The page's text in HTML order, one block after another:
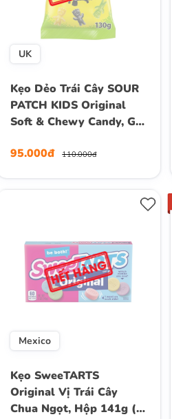
UK
Kẹo Dẻo Trái Cây SOUR
PATCH KIDS Original
Soft & Chewy Candy, Gói
95.000đ
110.000đ
Mexico
Kẹo SweeTARTS
Original Vị Trái Cây
Chua Ngọt, Hộp 141g (5